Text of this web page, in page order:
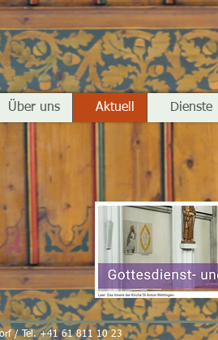
Über uns Aktuell Dienste
/ Tel. +41 61 811 10 23